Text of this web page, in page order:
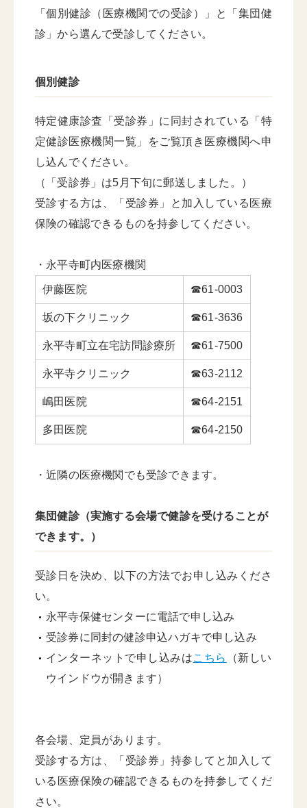
「個別健診（医療機関での受診）」と「集団健
診」から選んで受診してください。
個別健診
特定健康診査「受診券」に同封されている「特
定健診医療機関一覧」をご覧頂き医療機関へ申
し込んでください。
（「受診券」は5月下旬に郵送しました。）
受診する方は、「受診券」と加入している医療
保険の確認できるものを持参してください。
・永平寺町内医療機関
伊藤医院 ☎61-0003
坂の下クリニック ☎61-3636
永平寺町立在宅訪問診療所 ☎61-7500
永平寺クリニック ☎63-2112
嶋田医院 ☎64-2151
多田医院 ☎64-2150
・近隣の医療機関でも受診できます。
集団健診（実施する会場で健診を受けることが
できます。）
受診日を決め、以下の方法でお申し込みくださ
い。
永平寺保健センターに電話で申し込み
受診券に同封の健診申込ハガキで申し込み
インターネットで申し込みはこちら
（新しい
ウインドウが開きます）
各会場、定員があります。
受診する方は、「受診券」持参してと加入して
いる医療保険の確認できるものを持参してくだ
さい。